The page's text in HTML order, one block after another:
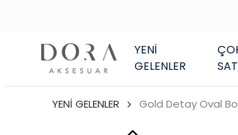
YENİ
GELENLER
YENİ GELENLER Gold Detay Oval